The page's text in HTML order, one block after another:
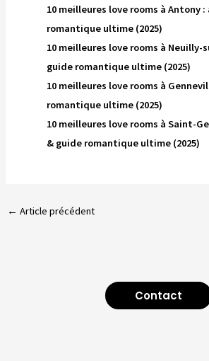
10 meilleures love rooms à Antony
romantique ultime (2025)
10 meilleures love rooms à Neuilly-
guide romantique ultime (2025)
10 meilleures love rooms à
romantique ultime (2025)
10 meilleures love rooms à Saint-
& guide romantique ultime (2025)
← Article précédent
Contact